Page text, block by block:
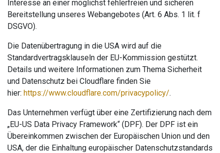
Interesse an einer möglichst fehlerfreien und sicheren
Bereitstellung unseres Webangebotes (Art. 6 Abs. 1 lit. f
DSGVO).
Die Datenübertragung in die USA wird auf die
Standardvertragsklauseln der EU-Kommission gestützt.
Details und weitere Informationen zum Thema Sicherheit
und Datenschutz bei Cloudflare finden Sie
hier: https://www.cloudflare.com/privacypolicy/.
Das Unternehmen verfügt über eine Zertifizierung nach dem
„EU-US Data Privacy Framework“ (DPF). Der DPF ist ein
Übereinkommen zwischen der Europäischen Union und den
USA, der die Einhaltung europäischer Datenschutzstandards